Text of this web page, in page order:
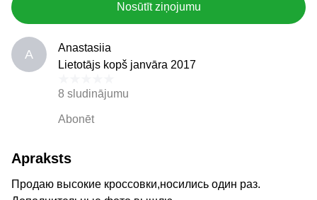
Nosūtīt ziņojumu
A
Anastasiia
Lietotājs kopš janvāra 2017
8 sludinājumu
Abonēt
Apraksts
Продаю высокие кроссовки,носились один раз.